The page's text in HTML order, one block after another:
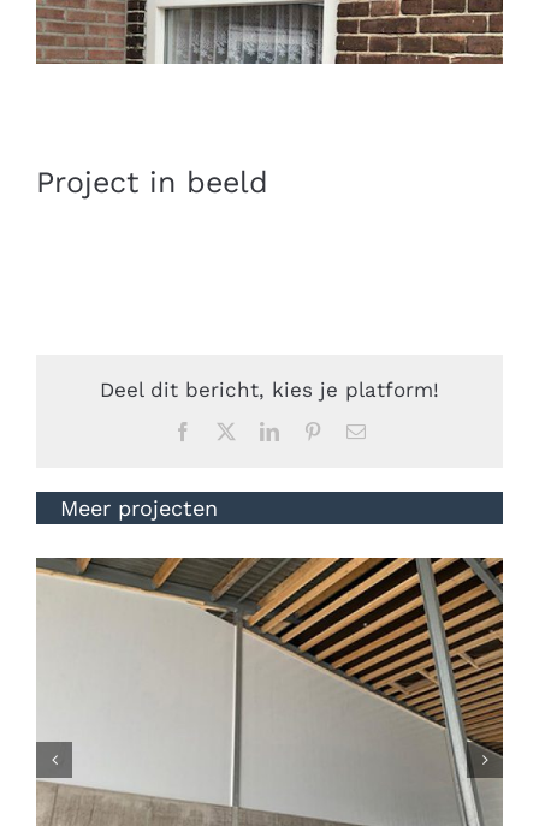
Project in beeld
Deel dit bericht, kies je platform!
Facebook
TwitterLinkedInPinterest
E-
Meer projecten